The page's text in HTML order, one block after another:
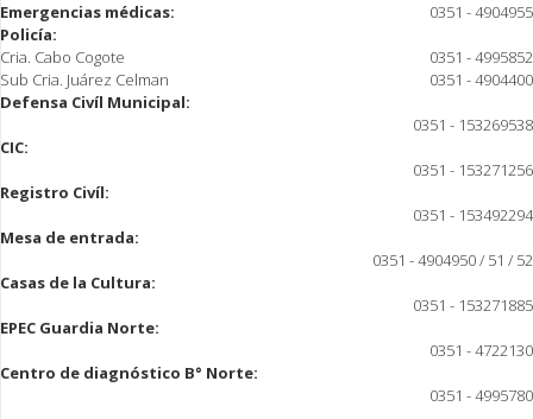
Emergencias médicas:
0351 - 4904955
Policía:
Cria. Cabo Cogote
0351 - 4995852
Sub Cria. Juárez Celman
0351 - 4904400
Defensa Civíl Municipal:
0351 - 153269538
CIC:
0351 - 153271256
Registro Civíl:
0351 - 153492294
Mesa de entrada:
0351 - 4904950 / 51 / 52
Casas de la Cultura:
0351 - 153271885
EPEC Guardia Norte:
0351 - 4722130
Centro de diagnóstico B° Norte:
0351 - 4995780